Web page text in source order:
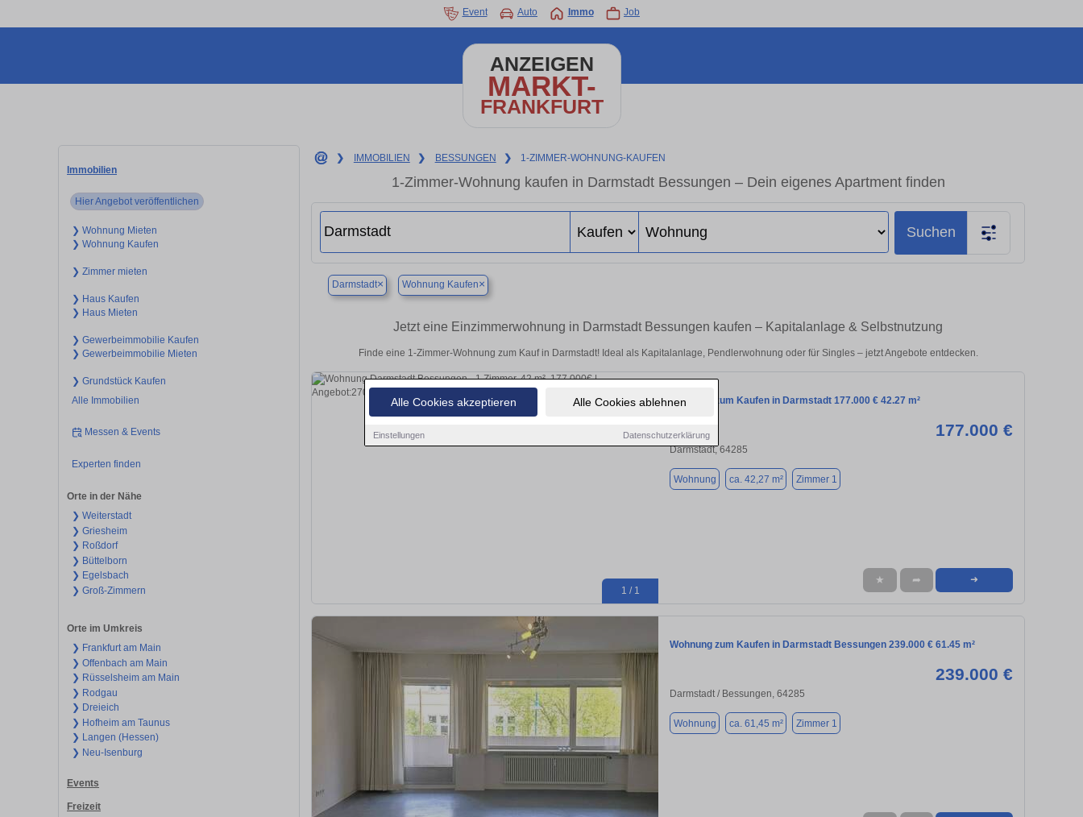
Alle Cookies akzeptieren Alle Cookies ablehnen
Einstellungen Datenschutzerklärung
Event Auto Immo Job
ANZEIGEN
MARKT-
FRANKFURT
Immobilien
Hier Angebot veröffentlichen
❯ Wohnung Mieten
❯ Wohnung Kaufen
❯ Zimmer mieten
❯ Haus Kaufen
❯ Haus Mieten
❯ Gewerbeimmobilie Kaufen
❯ Gewerbeimmobilie Mieten
❯ Grundstück Kaufen
Alle Immobilien
Messen & Events
Experten finden
Orte in der Nähe
❯ Weiterstadt
❯ Griesheim
❯ Roßdorf
❯ Büttelborn
❯ Egelsbach
❯ Groß-Zimmern
Orte im Umkreis
❯ Frankfurt am Main
❯ Offenbach am Main
❯ Rüsselsheim am Main
❯ Rodgau
❯ Dreieich
❯ Hofheim am Taunus
❯ Langen (Hessen)
❯ Neu-Isenburg
Events
Freizeit
❯ IMMOBILIEN ❯ BESSUNGEN ❯ 1-ZIMMER-WOHNUNG-KAUFEN
1-Zimmer-Wohnung kaufen in Darmstadt Bessungen – Dein eigenes Apartment finden
Suchen
Darmstadt× Wohnung Kaufen×
Jetzt eine Einzimmerwohnung in Darmstadt Bessungen kaufen – Kapitalanlage & Selbstnutzung
Finde eine 1-Zimmer-Wohnung zum Kauf in Darmstadt! Ideal als Kapitalanlage, Pendlerwohnung oder für Singles – jetzt Angebote entdecken.
1 / 1
Wohnung zum Kaufen in Darmstadt 177.000 € 42.27 m²
177.000 €
Darmstadt, 64285
Wohnung ca. 42,27 m² Zimmer 1
★ ➦ ➜
Wohnung zum Kaufen in Darmstadt Bessungen 239.000 € 61.45 m²
239.000 €
Darmstadt / Bessungen, 64285
Wohnung ca. 61,45 m² Zimmer 1